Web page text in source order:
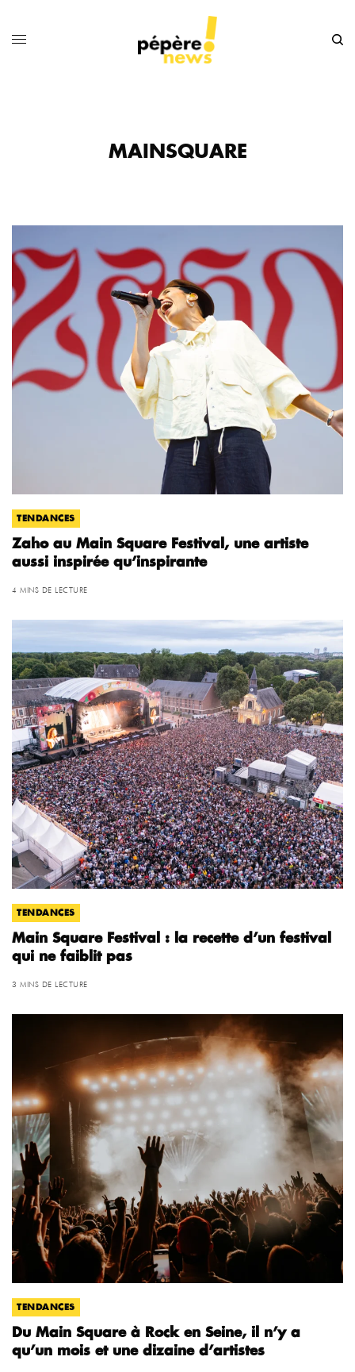
MAINSQUARE
TENDANCES
Zaho au Main Square Festival, une artiste
aussi inspirée qu’inspirante
4 MINS DE LECTURE
TENDANCES
Main Square Festival : la recette d’un festival
qui ne faiblit pas
3 MINS DE LECTURE
TENDANCES
Du Main Square à Rock en Seine, il n’y a
qu’un mois et une dizaine d’artistes